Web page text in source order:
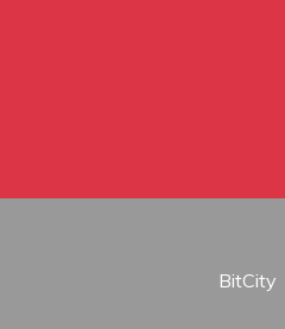
BitCity